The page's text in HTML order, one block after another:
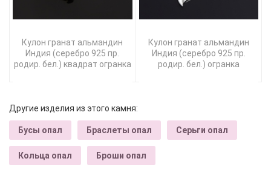
Кулон гранат альмандин
Индия (серебро 925 пр.
родир. бел.) квадрат огранка
Кулон гранат альмандин
Индия (серебро 925 пр.
родир. бел.) огранка
Другие изделия из этого камня:
Бусы опал Браслеты опал Серьги опал
Кольца опал Броши опал